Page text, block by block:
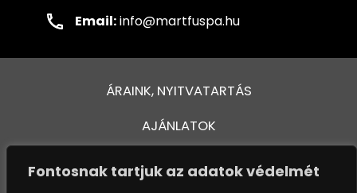
Fontosnak tartjuk az adatok védelmét
Email:info@martfuspa.hu
ÁRAINK, NYITVATARTÁS
AJÁNLATOK